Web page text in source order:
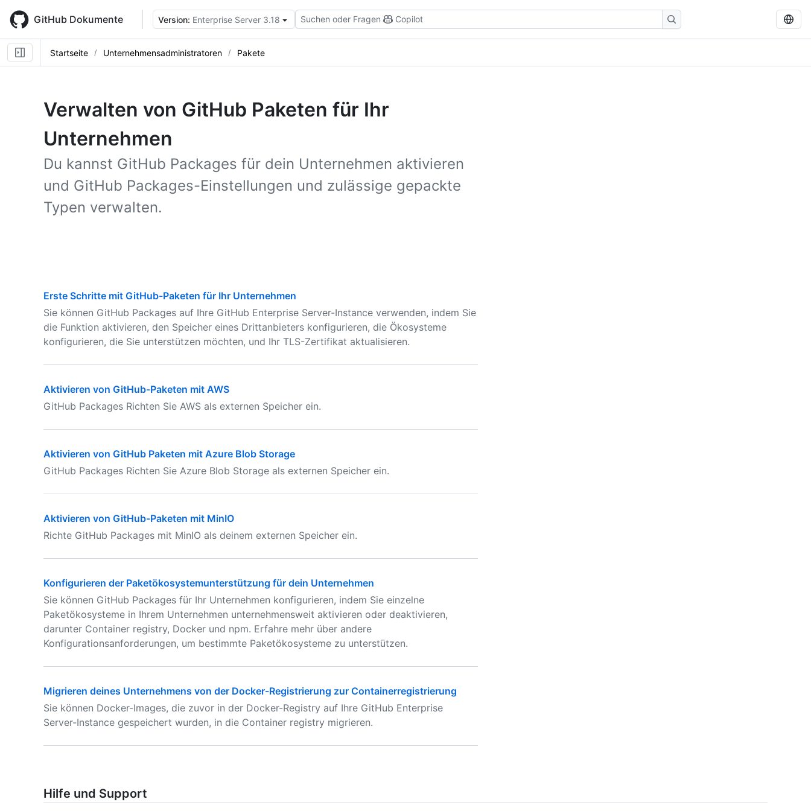
main
content
GitHub Dokumente Version: Enterprise Server 3.18 Suchen oder Fragen Copilot
Startseite Unternehmensadministratoren Pakete
Verwalten von GitHub Paketen für Ihr
Unternehmen
Du kannst GitHub Packages für dein Unternehmen aktivieren
und GitHub Packages-Einstellungen und zulässige gepackte
Typen verwalten.
Erste Schritte mit GitHub-Paketen für Ihr Unternehmen
Sie können GitHub Packages auf Ihre GitHub Enterprise Server-Instance verwenden, indem Sie
die Funktion aktivieren, den Speicher eines Drittanbieters konfigurieren, die Ökosysteme
konfigurieren, die Sie unterstützen möchten, und Ihr TLS-Zertifikat aktualisieren.
Aktivieren von GitHub-Paketen mit AWS
GitHub Packages Richten Sie AWS als externen Speicher ein.
Aktivieren von GitHub Paketen mit Azure Blob Storage
GitHub Packages Richten Sie Azure Blob Storage als externen Speicher ein.
Aktivieren von GitHub-Paketen mit MinIO
Richte GitHub Packages mit MinIO als deinem externen Speicher ein.
Konfigurieren der Paketökosystemunterstützung für dein Unternehmen
Sie können GitHub Packages für Ihr Unternehmen konfigurieren, indem Sie einzelne
Paketökosysteme in Ihrem Unternehmen unternehmensweit aktivieren oder deaktivieren,
darunter Container registry, Docker und npm. Erfahre mehr über andere
Konfigurationsanforderungen, um bestimmte Paketökosysteme zu unterstützen.
Migrieren deines Unternehmens von der Docker-Registrierung zur Containerregistrierung
Sie können Docker-Images, die zuvor in der Docker-Registry auf Ihre GitHub Enterprise
Server-Instance gespeichert wurden, in die Container registry migrieren.
Hilfe und Support